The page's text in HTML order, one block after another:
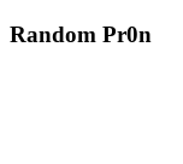
Random Pr0n